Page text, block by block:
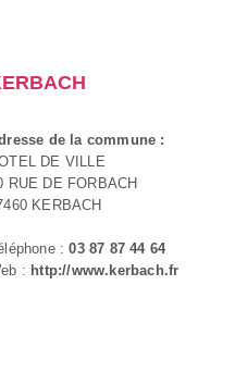
de la commune :
DE VILLE
RUE DE FORBACH
KERBACH
:03 87 87 44 64
: http://www.kerbach.fr